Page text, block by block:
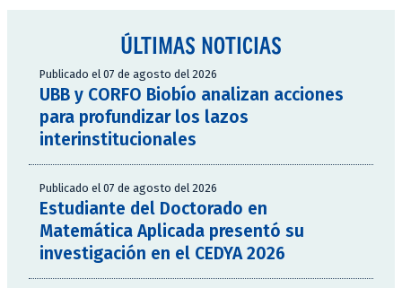
ÚLTIMAS NOTICIAS
Publicado el 07 de agosto del 2026
UBB y CORFO Biobío analizan acciones
para profundizar los lazos
interinstitucionales
Publicado el 07 de agosto del 2026
Estudiante del Doctorado en
Matemática Aplicada presentó su
investigación en el CEDYA 2026